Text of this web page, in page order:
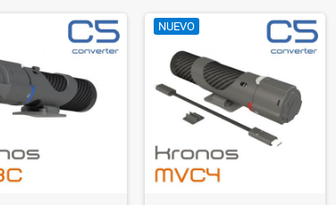
NUEVO